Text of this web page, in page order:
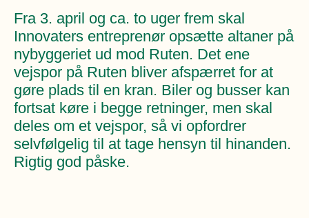
Fra 3. april og ca. to uger frem skal
Innovaters entreprenør opsætte altaner på
nybyggeriet ud mod Ruten. Det ene
vejspor på Ruten bliver afspærret for at
gøre plads til en kran. Biler og busser kan
fortsat køre i begge retninger, men skal
deles om et vejspor, så vi opfordrer
selvfølgelig til at tage hensyn til hinanden.
Rigtig god påske.